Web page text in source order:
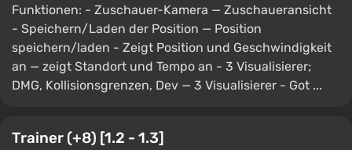
Funktionen: - Zuschauer-Kamera — Zuschaueransicht
- Speichern/Laden der Position — Position
speichern/laden - Zeigt Position und Geschwindigkeit
an — zeigt Standort und Tempo an - 3 Visualisierer;
DMG, Kollisionsgrenzen, Dev — 3 Visualisierer - Got ...
Trainer (+8) [1.2 - 1.3]